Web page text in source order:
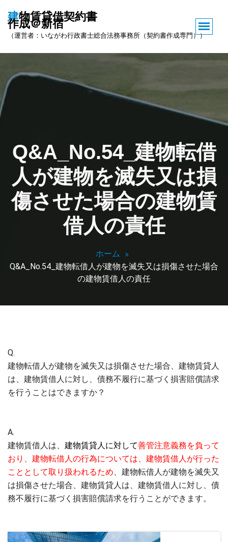
ツ
キ
ッ
プ
建物賃貸借契約書
作成＠新宿
（運営者：いながわ行政書士総合法務事務所（契約書作成専門））
Q&A_No.54_建物転借
人が建物を滅失又は損
傷させた場合の建物賃
借人の責任
ホーム
Q&A_No.54_建物転借人が建物を滅失又は損傷させた場合
の建物賃借人の責任
Q.
建物転借人が建物を滅失又は損傷させた場合、建物賃貸人
は、建物賃借人に対し、債務不履行に基づく損害賠償請求
を行うことはできますか？
A.
建物賃借人は、 建物賃貸人に対して善管注意義務を負って
おり、建物転借人の行為については、建物賃借人が行った
こととして取り扱われるため、建物転借人が建物を滅失又
は損傷させた場合、建物賃貸人は、建物賃借人に対し、債
務不履行に基づく損害賠償請求を行うことができます。